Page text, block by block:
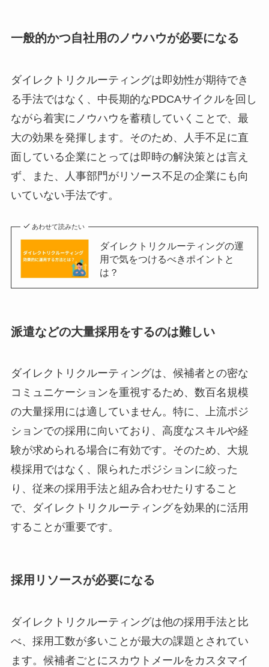
一般的かつ自社用のノウハウが必要になる
ダイレクトリクルーティングは即効性が期待でき
る手法ではなく、中長期的なPDCAサイクルを回し
ながら着実にノウハウを蓄積していくことで、最
大の効果を発揮します。そのため、人手不足に直
面している企業にとっては即時の解決策とは言え
ず、また、人事部門がリソース不足の企業にも向
いていない手法です。
あわせて読みたい
ダイレクトリクルーティングの運
用で気をつけるべきポイントと
は？
派遣などの大量採用をするのは難しい
ダイレクトリクルーティングは、候補者との密な
コミュニケーションを重視するため、数百名規模
の大量採用には適していません。特に、上流ポジ
ションでの採用に向いており、高度なスキルや経
験が求められる場合に有効です。そのため、大規
模採用ではなく、限られたポジションに絞った
り、従来の採用手法と組み合わせたりすること
で、ダイレクトリクルーティングを効果的に活用
することが重要です。
採用リソースが必要になる
ダイレクトリクルーティングは他の採用手法と比
べ、採用工数が多いことが最大の課題とされてい
ます。候補者ごとにスカウトメールをカスタマイ